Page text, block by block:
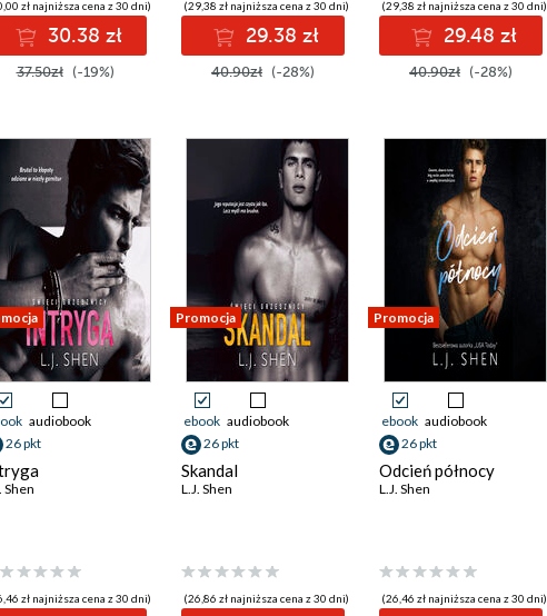
zł najniższa cena z 30 dni)
30.38 zł
37.50zł (-19%)
(29,38 zł najniższa cena z 30 dni)
29.38 zł
40.90zł (-28%)
(29,38 zł najniższa cena z 30 dni)
29.48 zł
40.90zł (-28%)
audiobook
26 pkt
Shen
zł najniższa cena z 30 dni)
Promocja
ebook audiobook
26 pkt
Skandal
L.J. Shen
(26,86 zł najniższa cena z 30 dni)
Promocja
ebook audiobook
26 pkt
Odcień północy
L.J. Shen
(26,46 zł najniższa cena z 30 dni)